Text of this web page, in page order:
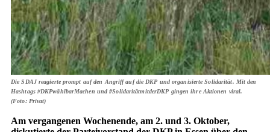
Die SDAJ reagierte prompt auf den Angriff auf die DKP und organisierte Solidarität. Mit den
Hashtags #DKPwählbarMachen und #SolidaritätmitderDKP gingen ihre Aktionen viral.
(Foto: Privat)
Am vergangenen Wochenende, am 2. und 3. Oktober,